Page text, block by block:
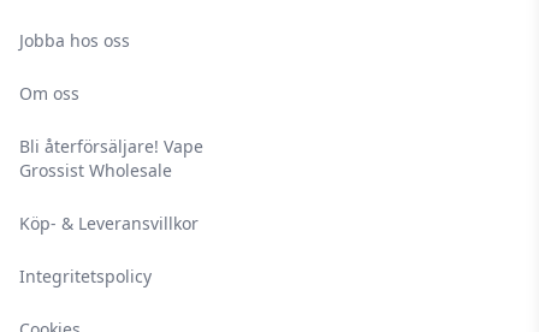
Jobba hos oss
Om oss
Bli återförsäljare! Vape
Grossist Wholesale
Köp- & Leveransvillkor
Integritetspolicy